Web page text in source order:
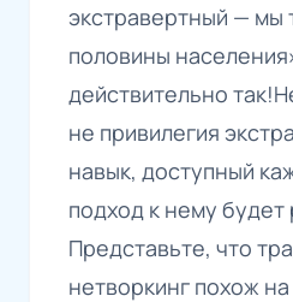
экстравертный — мы
половины
действительно
не привилегия
навык, доступный
подход к нему будет
Представьте, что
нетворкинг похож